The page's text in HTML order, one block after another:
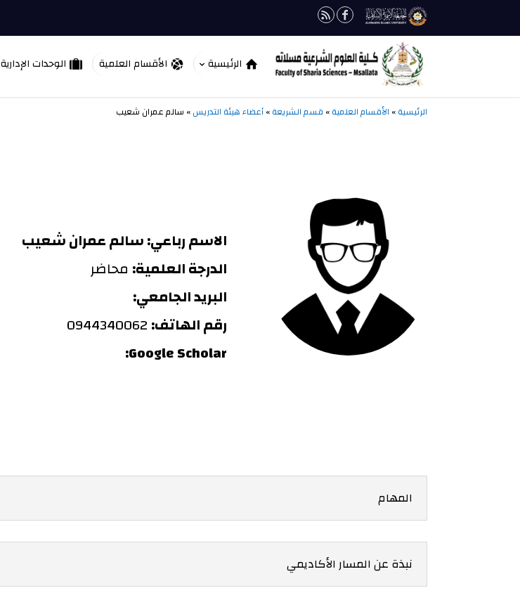
الرئيسية الأقسام العلمية الوحدات الإدارية
الرئيسية» الأقسام العلمية» قسم الشريعة»أعضاء هيئة التدريس» سالم عمران شعيب
الاسم رباعي: سالم عمران شعيب
الدرجة العلمية: محاضر
البريد الجامعي:
رقم الهاتف:
Google Scholar:
المهام
نبذة عن المسار الأكاديمي